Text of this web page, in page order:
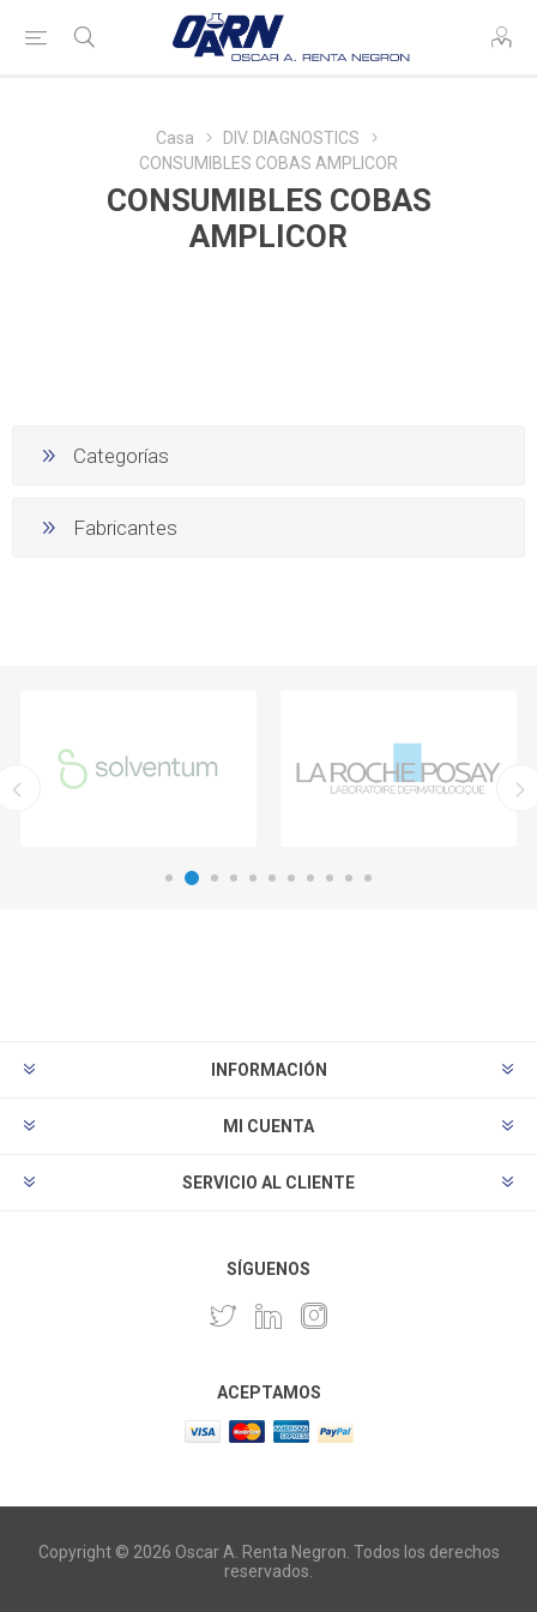
Casa
DIV. DIAGNOSTICS
CONSUMIBLES COBAS AMPLICOR
CONSUMIBLES COBAS
AMPLICOR
Categorías
Fabricantes
INFORMACIÓN
MI CUENTA
SERVICIO AL CLIENTE
SÍGUENOS
ACEPTAMOS
Copyright © 2026 Oscar A. Renta Negron. Todos los derechos
reservados.